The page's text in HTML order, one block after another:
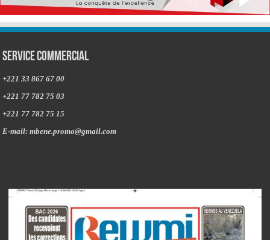
Service commercial
+221 33 867 67 00
+221 77 782 75 03
+221 77 782 75 15
E-mail: mbene.promo@gmail.com